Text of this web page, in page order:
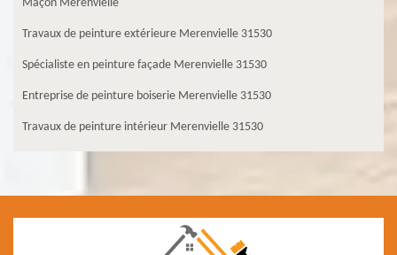
Maçon Merenvielle
Travaux de peinture extérieure Merenvielle 31530
Spécialiste en peinture façade Merenvielle 31530
Entreprise de peinture boiserie Merenvielle 31530
Travaux de peinture intérieur Merenvielle 31530